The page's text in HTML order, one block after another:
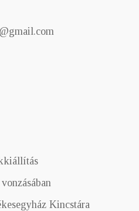
Kincstára